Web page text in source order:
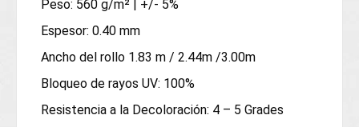
Peso: 560 g/m² | +/- 5%
Espesor: 0.40 mm
Ancho del rollo 1.83 m / 2.44m /3.00m
Bloqueo de rayos UV: 100%
Resistencia a la Decoloración: 4 – 5 Grades